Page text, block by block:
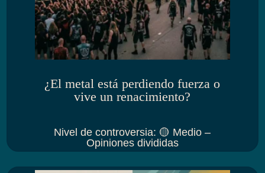
¿El metal está perdiendo fuerza o
vive un renacimiento?
Nivel de controversia: 🟡 Medio –
Opiniones divididas